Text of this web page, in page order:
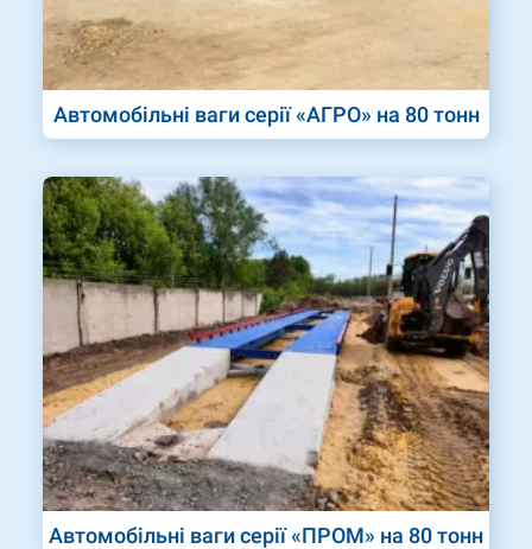
Автомобільні ваги серії «АГРО» на 80 тонн
Автомобільні ваги серії «ПРОМ» на 80 тонн